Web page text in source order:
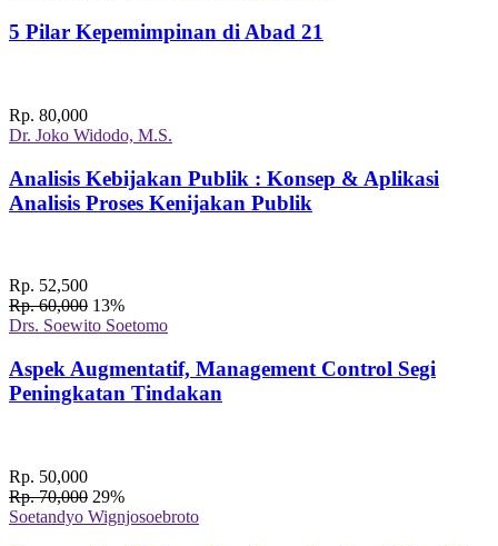
5 Pilar Kepemimpinan di Abad 21
Rp. 80,000
Dr. Joko Widodo, M.S.
Analisis Kebijakan Publik : Konsep & Aplikasi
Analisis Proses Kenijakan Publik
Rp. 52,500
Rp. 60,000 13%
Drs. Soewito Soetomo
Aspek Augmentatif, Management Control Segi
Peningkatan Tindakan
Rp. 50,000
Rp. 70,000 29%
Soetandyo Wignjosoebroto